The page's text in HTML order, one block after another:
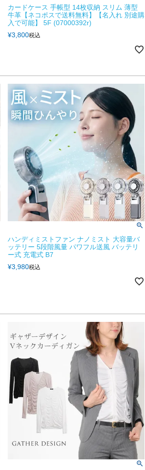
カードケース 手帳型 14枚収納 スリム 薄型
牛革【ネコポスで送料無料】【名入れ 別途購
入で可能】 5F (07000392r)
¥3,800税込
ハンディミストファン ナノミスト 大容量バ
ッテリー 5段階風量 パワフル送風 バッテリ
ー式 充電式 B7
¥3,980税込